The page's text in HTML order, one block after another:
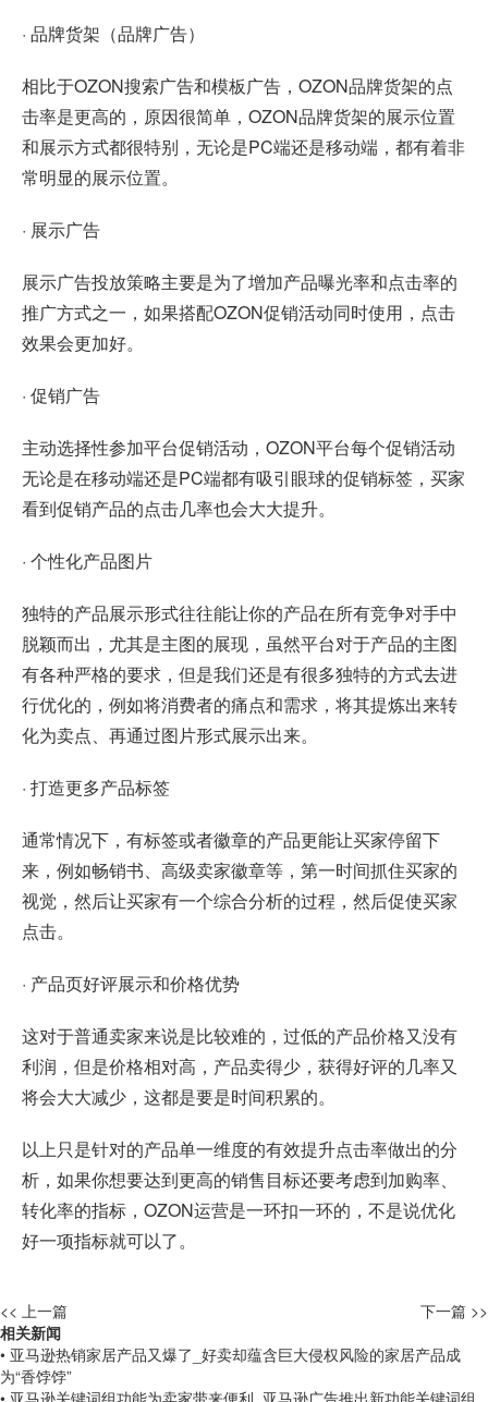
· 品牌货架（品牌广告）
相比于OZON搜索广告和模板广告，OZON品牌货架的点
击率是更高的，原因很简单，OZON品牌货架的展示位置
和展示方式都很特别，无论是PC端还是移动端，都有着非
常明显的展示位置。
· 展示广告
展示广告投放策略主要是为了增加产品曝光率和点击率的
推广方式之一，如果搭配OZON促销活动同时使用，点击
效果会更加好。
· 促销广告
主动选择性参加平台促销活动，OZON平台每个促销活动
无论是在移动端还是PC端都有吸引眼球的促销标签，买家
看到促销产品的点击几率也会大大提升。
· 个性化产品图片
独特的产品展示形式往往能让你的产品在所有竞争对手中
脱颖而出，尤其是主图的展现，虽然平台对于产品的主图
有各种严格的要求，但是我们还是有很多独特的方式去进
行优化的，例如将消费者的痛点和需求，将其提炼出来转
化为卖点、再通过图片形式展示出来。
· 打造更多产品标签
通常情况下，有标签或者徽章的产品更能让买家停留下
来，例如畅销书、高级卖家徽章等，第一时间抓住买家的
视觉，然后让买家有一个综合分析的过程，然后促使买家
点击。
· 产品页好评展示和价格优势
这对于普通卖家来说是比较难的，过低的产品价格又没有
利润，但是价格相对高，产品卖得少，获得好评的几率又
将会大大减少，这都是要是时间积累的。
以上只是针对的产品单一维度的有效提升点击率做出的分
析，如果你想要达到更高的销售目标还要考虑到加购率、
转化率的指标，OZON运营是一环扣一环的，不是说优化
好一项指标就可以了。
<< 上一篇
下一篇 >>
相关新闻
• 亚马逊热销家居产品又爆了_好卖却蕴含巨大侵权风险的家居产品成
为“香饽饽”
• 亚马逊关键词组功能为卖家带来便利_亚马逊广告推出新功能关键词组